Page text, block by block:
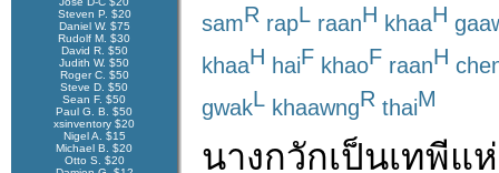
Steven P. $20
Daniel W. $75
Rudolf M. $30
David R. $50
Judith W. $50
Roger C. $50
Steve D. $50
Sean F. $50
Paul G. B. $50
xsinventory $20
Nigel A. $15
Michael B. $20
Otto S. $20
samR rapL raanH khaaH
khaaH haiF khaoF raanH
gwakL khaawngR thaiM
นางกวักเป็นเทพีแ